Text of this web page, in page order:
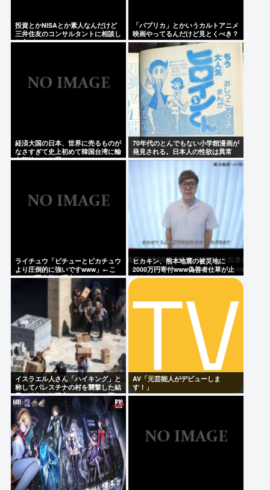
投資とかNISAとか素人なんだけど
三井住友のコンサルタントに相談し
た方がいいのか？
「パプリカ」とかいうカルトアニメ
映画やってるんだけど見とくべき？
経済大国の日本、世界に売るものが
なさすぎて史上初めて韓国台湾に輸
出額抜かされ置いてけぼりwww
70年代のとんでもない小学館漫画が
発見される。日本人の性欲は異常
ライチュウ「ピチューとピカチュウ
より圧倒的に強いですwww」←こ
いつが不人気な理由
ヒカキン、熊本地震の被災地に
2000万円寄付www偽善者仕草が止
まらないwww
イスラエル人さん「ハイキング」と
称してパレスチナの村を襲撃した結
果、銃奪われ死亡。イスラエル軍
「村民はテロリスト！」
AV「元芸能人がデビューしま
す！」